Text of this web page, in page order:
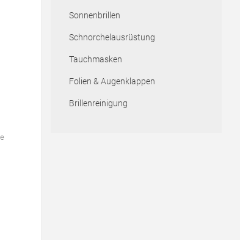
Sonnenbrillen
Schnorchelausrüstung
Tauchmasken
Folien & Augenklappen
Brillenreinigung